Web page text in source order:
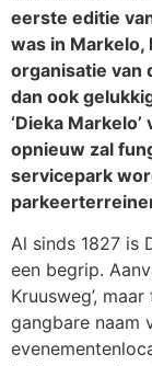
eerste editie
was in Markelo,
organisatie van
dan ook
‘Dieka
opnieuw zal
servicepark
Al sinds 1827 is
een begrip.
Kruusweg’,
gangbare naam